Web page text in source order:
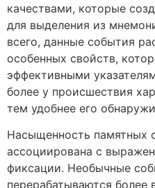
качествами, которые
для выделения из
всего, данные события
особенных свойств,
эффективными
более у происшествия
тем удобнее его
Насыщенность памятных
ассоциирована с
фиксации. Необычные
перерабатываются более